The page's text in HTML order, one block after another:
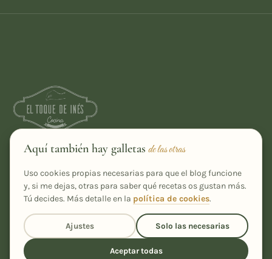
Aquí también hay galletas de las otras
Uso cookies propias necesarias para que el blog funcione
y, si me dejas, otras para saber qué recetas os gustan más.
Tú decides. Más detalle en la política de cookies.
Aceptar todas
Solo las necesarias
Ajustes
para tu cocina.
Todas las recetas
Por ingrediente